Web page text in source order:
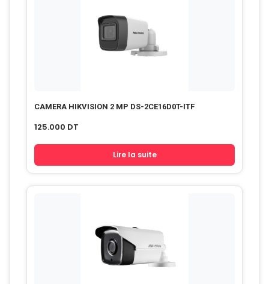
CAMERA HIKVISION 2 MP DS-2CE16D0T-ITF
125.000 DT
Lire la suite